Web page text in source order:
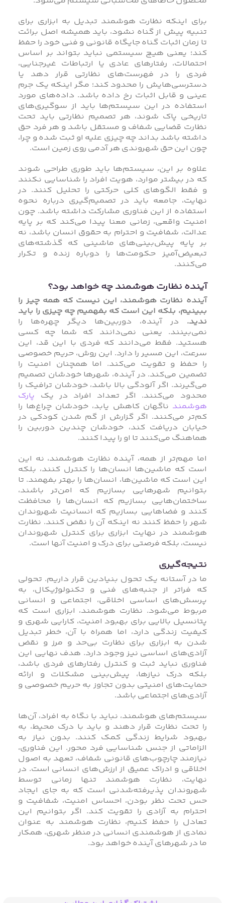
برای اینکه نظارت هوشمند تبدیل به ابزاری برای
تنبیه پیش از گناه نشود، باید همیشه اصل برائت
تا زمان اثبات گناه جایگاه قانونی و فنی خود را حفظ
کند؛ یعنی هیچ سیستمی نباید بتواند بر اساس
احتمالات، رفتارهای عادی یا ارتباطات غیرجنایی،
فردی را در فهرست‌های نظارتی قرار دهد یا
دسترسی‌هایش را محدود کند؛ مگر اینکه یک جرم
عینی و قابل اثبات رخ داده باشد. داده‌های مورد
استفاده در این سیستم‌ها باید از سوگیری‌های
تاریخی پاک شوند، هر تصمیم نظارتی باید تحت
نظارت قضایی شفاف و مستقل باشد و هر فرد حق
داشته باشد بداند چه چیزی علیه او ثبت شده و چرا،
چون این حق شهروندی هر آدمی روی زمین است.
علاوه بر این، سیستم‌ها باید طوری طراحی شوند
که در بیشتر موارد، هویت افراد را شناسایی نکنند
و فقط الگوهای کلی حرکتی را تحلیل کنند. در
نهایت، جامعه باید در تصمیم‌گیری درباره نحوه
استفاده از این فناوری مشارکت داشته باشد. چون
امنیت واقعی، زمانی معنا پیدا می‌کند که بر پایه
عدالت، شفافیت و احترام به حقوق انسان باشد، نه
بر پایه پیش‌بینی‌های ماشینی که گذشته‌های
تبعیض‌آمیز حکومت‌ها را دوباره زنده و تکرار
می‌کنند.
آینده نظارت هوشمند چه خواهد بود؟
آینده نظارت هوشمند، این نیست که همه چیز را
ببینیم، بلکه این است که بفهمیم چه چیزی را باید
ندید. در آینده، دوربین‌ها دیگر چهره‌ها را
نمی‌بینند. یعنی نمی‌دانند که شما چه کسی
هستید. فقط می‌دانند که فردی با این قد، این
سرعت، این مسیر را دارد. این روش، حریم خصوصی
را حفظ و تقویت می‌کند. اما همچنان امنیت را
تضمین می‌کند. در آینده، شهرها خودشان تصمیم
می‌گیرند. اگر آلودگی بالا باشد، خودشان ترافیک را
محدود می‌کنند. اگر تعداد افراد در یک پارک
هوشمند ناگهان کاهش یابد، خودشان چراغ‌ها را
کم‌تر می‌کنند. اگر گزارش از گم شدن کودکی در
خیابان دریافت کند، خودشان چندین دوربین را
هماهنگ می‌کنند تا او را پیدا کنند.
اما مهم‌تر از همه، آینده‌ نظارت هوشمند، نه این
است که ماشین‌ها انسان‌ها را کنترل کنند، بلکه
این است که ماشین‌ها، انسان‌ها را بهتر بفهمند. تا
بتوانیم شهرهایی بسازیم که امن‌تر باشند،
ساختمان‌هایی بسازیم که انسان‌ها را محافظت
کنند و فضاهایی بسازیم که انسانیت شهروندان
شهر را حفظ کنند نه اینکه آن را نقض کنند. نظارت
هوشمند در نهایت ابزاری برای کنترل شهروندان
نیست، بلکه فرصتی برای درک و امنیت آنها است.
نتیجه‌گیری
ما در آستانه‌ یک تحول بنیادین قرار داریم. تحولی
که فراتر از جنبه‌های فنی و تکنولوژیکال، به
پرسش‌های اساسی اخلاقی، اجتماعی و انسانی
مربوط می‌شود. نظارت هوشمند، ابزاری است که
پتانسیل بالایی برای بهبود امنیت، کارایی شهری و
کیفیت زندگی دارد، اما همراه با آن، خطر تبدیل
شدن به ابزاری برای نظارت بی‌حد و مرز و نقض
آزادی‌های اساسی نیز وجود دارد. هدف نهایی این
فناوری نباید ثبت و کنترل رفتارهای فردی باشد،
بلکه درک نیازها، پیش‌بینی مشکلات و ارائه
حمایت‌های امنیتی بدون تجاوز به حریم خصوصی و
آزادی‌های اجتماعی باشد.
سیستم‌های هوشمند، نباید با نگاه به افراد، آن‌ها
را تحت نظارت قرار دهند و باید با درک محیط، به
بهبود شرایط زندگی کمک کنند. بدون نیاز به
الزاماتی از جنس شناسایی فرد محور. این فناوری،
نیازمند چارچوب‌های قانونی شفاف، تعهد به اصول
اخلاقی و ادراک عمیق از ارزش‌های انسانی است. در
نهایت، نظارت هوشمند تنها زمانی توسط
شهروندان پذیرفته‌شدنی است که به جای ایجاد
حس تحت نظر بودن، احساس امنیت، شفافیت و
احترام به آزادی را تقویت کند. اگر بتوانیم این
تعادل را حفظ کنیم، نظارت هوشمند به عنوان
نمادی از هوشمندی انسانی در منظر شهری، همکار
ما در شهرهای آینده خواهد بود.